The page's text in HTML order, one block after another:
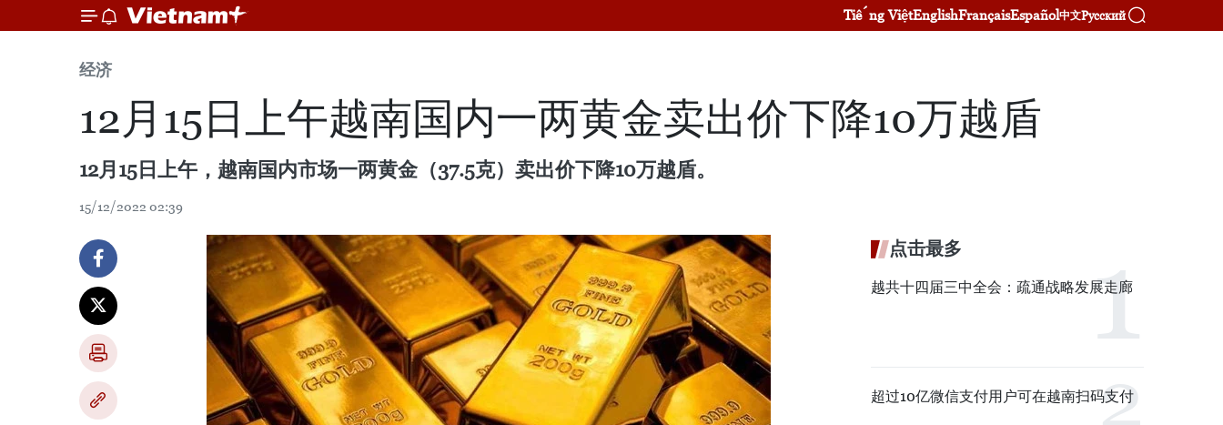
Tiếng ViệtEnglishFrançaisEspañol中文Русский
经济
12月15日上午越南国内一两黄金卖出价下降10万越盾
12月15日上午，越南国内市场一两黄金（37.5克）卖出价下降10万越盾。
15/12/2022 02:39
点击最多
越共十四届三中全会：疏通战略发展走廊
超过10亿微信支付用户可在越南扫码支付